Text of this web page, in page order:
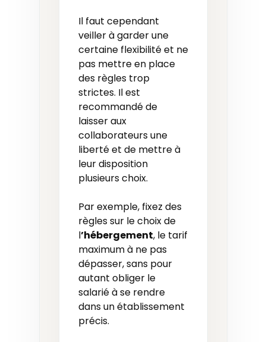
Il faut cependant
veiller à garder une
certaine flexibilité et ne
pas mettre en place
des règles trop
strictes. Il est
recommandé de
laisser aux
collaborateurs une
liberté et de mettre à
leur disposition
plusieurs choix.
Par exemple, fixez des
règles sur le choix de
l’hébergement, le tarif
maximum à ne pas
dépasser, sans pour
autant obliger le
salarié à se rendre
dans un établissement
précis.